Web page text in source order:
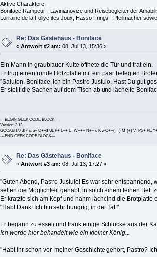
Aktive Charaktere:
Boniface Rampeur - Lavinianovize und Reisebegleiter der
Lorraine de la Follye des Joux, Hasso Frings - Pfeilmacher
Re: Das Gästehaus - Boniface
«Antwort #2 am: 08. Jul 13, 15:36 »
Ein Mann in graublauer Kutte öffnete die Tür und trat ein.
Er trug einen runde Holzplatte mit ein paar belegten
"Saluton, Boniface. Ich bin Pastro Justulo. Hast Du gut
Er stellt die Sachen auf dem Tisch ab und lächelte
---BEGIN GEEK CODE BLOCK---
Version: 3.12
GCC/G/IT/J d@ s: a+ C++$ UL P+ L++ E- W+++ N++ o K w O++(---) M-(+) V- PS+ PE
---END GEEK CODE BLOCK---
Re: Das Gästehaus - Boniface
«Antwort #3 am: 08. Jul 13, 17:27 »
"Guten Abend, Pastro Justulo! Es war sehr
selten die Möglichkeit gehabt, in solch einem feinen Bett
Er kratzte sich am Kopf und nahm lächelnd die Brotplatte
"Habt Dank! Ich bin sehr hungrig, in der Tat!"
Er begann zu essen und trank einige Schlucke aus der
Ich werde hier behandelt wie ein kleiner König...
"Habt ihr schon von meiner Geschichte gehört, Pastro?